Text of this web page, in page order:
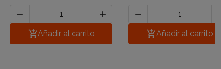


Añadir al carrito

Añadir al carrito